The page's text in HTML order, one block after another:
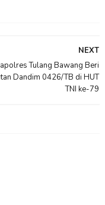
NEXT
Tulang Bawang Beri
Dandim 0426/TB di HUT
TNI ke-79